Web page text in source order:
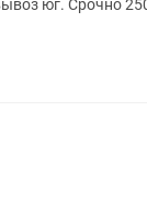
юг. Срочно